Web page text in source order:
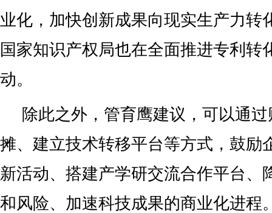
业化，加快创新成果向现实生产力转
国家知识产权局也在全面推进专利转
动。
除此之外，管育鹰建议，可以通
摊、建立技术转移平台等方式，鼓励
新活动、搭建产学研交流合作平台、
和风险、加速科技成果的商业化进程